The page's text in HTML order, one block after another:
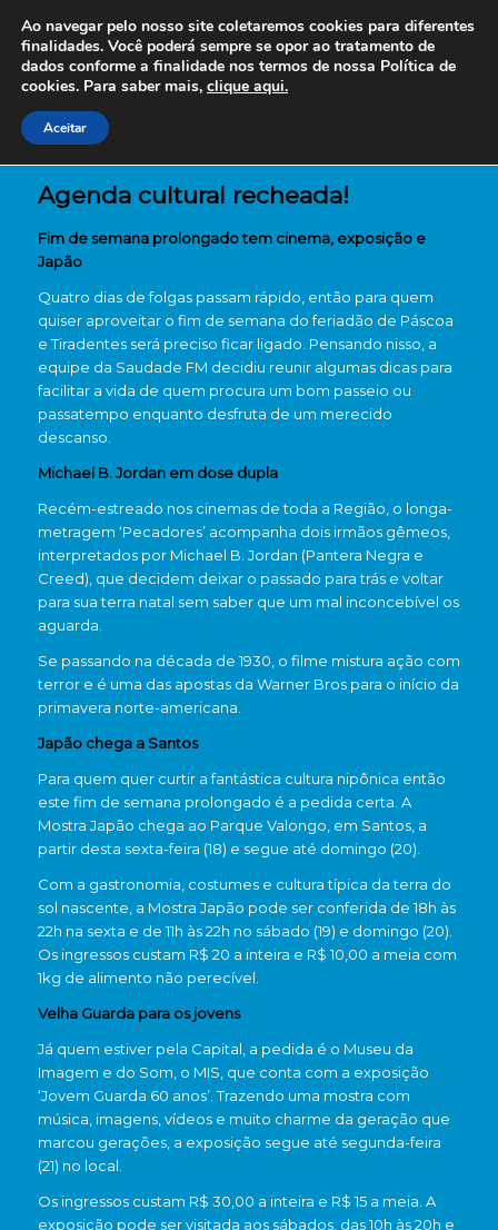
Agenda cultural recheada!
Fim de semana prolongado tem cinema, exposição e
Japão
Quatro dias de folgas passam rápido, então para quem
quiser aproveitar o fim de semana do feriadão de Páscoa
e Tiradentes será preciso ficar ligado. Pensando nisso, a
equipe da Saudade FM decidiu reunir algumas dicas para
facilitar a vida de quem procura um bom passeio ou
passatempo enquanto desfruta de um merecido
descanso.
Michael B. Jordan em dose dupla
Recém-estreado nos cinemas de toda a Região, o longa-
metragem ‘Pecadores’ acompanha dois irmãos gêmeos,
interpretados por Michael B. Jordan (Pantera Negra e
Creed), que decidem deixar o passado para trás e voltar
para sua terra natal sem saber que um mal inconcebível os
aguarda.
Se passando na década de 1930, o filme mistura ação com
terror e é uma das apostas da Warner Bros para o início da
primavera norte-americana.
Japão chega a Santos
Para quem quer curtir a fantástica cultura nipônica então
este fim de semana prolongado é a pedida certa. A
Mostra Japão chega ao Parque Valongo, em Santos, a
partir desta sexta-feira (18) e segue até domingo (20).
Com a gastronomia, costumes e cultura típica da terra do
sol nascente, a Mostra Japão pode ser conferida de 18h às
22h na sexta e de 11h às 22h no sábado (19) e domingo (20).
Os ingressos custam R$ 20 a inteira e R$ 10,00 a meia com
1kg de alimento não perecível.
Velha Guarda para os jovens
Já quem estiver pela Capital, a pedida é o Museu da
Imagem e do Som, o MIS, que conta com a exposição
‘Jovem Guarda 60 anos’. Trazendo uma mostra com
música, imagens, vídeos e muito charme da geração que
marcou gerações, a exposição segue até segunda-feira
(21) no local.
Os ingressos custam R$ 30,00 a inteira e R$ 15 a meia. A
exposição pode ser visitada aos sábados, das 10h às 20h e
Ao navegar pelo nosso site coletaremos cookies para diferentes
finalidades. Você poderá sempre se opor ao tratamento de
dados conforme a finalidade nos termos de nossa Política de
cookies. Para saber mais, clique aqui.
Aceitar